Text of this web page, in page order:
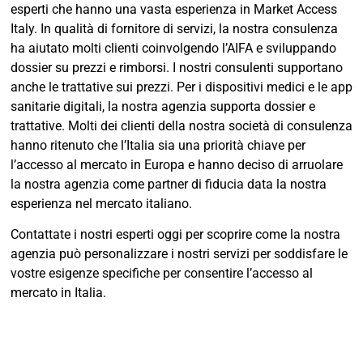
esperti che hanno una vasta esperienza in Market Access
Italy. In qualità di fornitore di servizi, la nostra consulenza
ha aiutato molti clienti coinvolgendo l’AIFA e sviluppando
dossier su prezzi e rimborsi. I nostri consulenti supportano
anche le trattative sui prezzi. Per i dispositivi medici e le app
sanitarie digitali, la nostra agenzia supporta dossier e
trattative. Molti dei clienti della nostra società di consulenza
hanno ritenuto che l’Italia sia una priorità chiave per
l’accesso al mercato in Europa e hanno deciso di arruolare
la nostra agenzia come partner di fiducia data la nostra
esperienza nel mercato italiano.
Contattate i nostri esperti oggi per scoprire come la nostra
agenzia può personalizzare i nostri servizi per soddisfare le
vostre esigenze specifiche per consentire l’accesso al
mercato in Italia.